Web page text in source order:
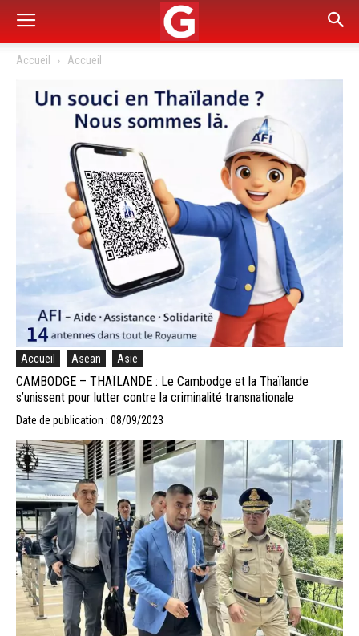
Accueil Accueil
Accueil Asean Asie
CAMBODGE – THAÏLANDE : Le Cambodge et la Thaïlande
s’unissent pour lutter contre la criminalité transnationale
Date de publication : 08/09/2023